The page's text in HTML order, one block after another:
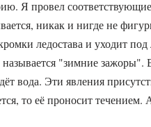
Я провел
никак и нигде не
ледостава и уходит
"зимние
вода. Эти явления
то её проносит течением.